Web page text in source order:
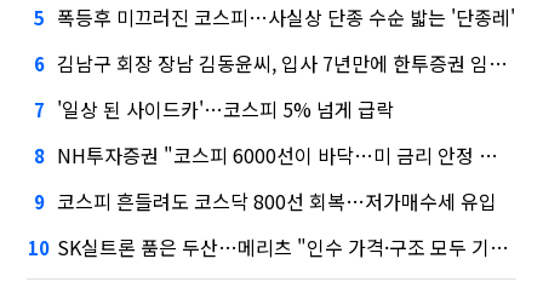
5 폭등후 미끄러진 코스피…사실상 단종 수순 밟는 '단종레'
6 김남구 회장 장남 김동윤씨, 입사 7년만에 한투증권 임원 승진
7 '일상 된 사이드카'…코스피 5% 넘게 급락
8 NH투자증권 "코스피 6000선이 바닥…미 금리 안정 후 추가 회복"
9 코스피 흔들려도 코스닥 800선 회복…저가매수세 유입
10 SK실트론 품은 두산…메리츠 "인수 가격·구조 모두 기대 이상"